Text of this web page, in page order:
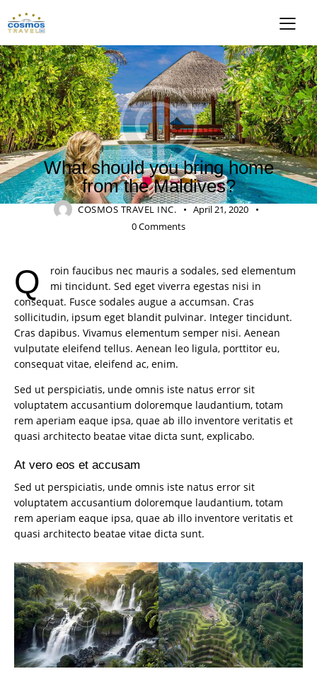
TRAVELING
What should you bring home
from the Maldives?
COSMOS TRAVEL INC.
April 21, 2020
0 Comments
Qroin faucibus nec mauris a sodales, sed elementum
mi tincidunt. Sed eget viverra egestas nisi in
consequat. Fusce sodales augue a accumsan. Cras
sollicitudin, ipsum eget blandit pulvinar. Integer tincidunt.
Cras dapibus. Vivamus elementum semper nisi. Aenean
vulputate eleifend tellus. Aenean leo ligula, porttitor eu,
consequat vitae, eleifend ac, enim.
Sed ut perspiciatis, unde omnis iste natus error sit
voluptatem accusantium doloremque laudantium, totam
rem aperiam eaque ipsa, quae ab illo inventore veritatis et
quasi architecto beatae vitae dicta sunt, explicabo.
At vero eos et accusam
Sed ut perspiciatis, unde omnis iste natus error sit
voluptatem accusantium doloremque laudantium, totam
rem aperiam eaque ipsa, quae ab illo inventore veritatis et
quasi architecto beatae vitae dicta sunt.